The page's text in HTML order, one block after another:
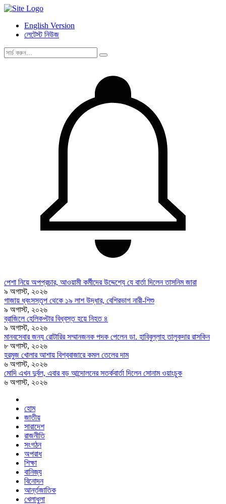
English Version
লেটেস্ট নিউজ
পেশা নিয়ে অপপ্রচার, আওয়ামী কর্মীদের উদ্দেশ্যে যে বার্তা দিলেন তাসনিম জারা
৯ অগাস্ট, ২০২৬
গাজায় ধ্বংসস্তূপ থেকে ১৯ লাশ উদ্ধার, বেশিরভাগ নারী-শিশু
৯ অগাস্ট, ২০২৬
ব্রাজিলে হেলিকপ্টার বিধ্বস্ত হয়ে নিহত ৪
৯ অগাস্ট, ২০২৬
মানবসেবার জন্য রোটারির সম্মানজনক পদক পেলেন ডা. হাবিবুল্লাহ তালুকদার রাসকিন
৮ অগাস্ট, ২০২৬
হরমুজ খোলার আশায় বিশ্ববাজারে কমল তেলের দাম
৬ অগাস্ট, ২০২৬
মোদি এখন দুর্বল, এবার বড় আন্দোলনের সতর্কবার্তা দিলেন সোনাম ওয়াংচুক
৬ অগাস্ট, ২০২৬
হোম
জাতীয়
সারাদেশ
রাজনীতি
সংগঠন
অপরাধ
শিক্ষা
বানিজ্য
বিনোদন
আর্ন্তজাতিক
খেলাধুলা